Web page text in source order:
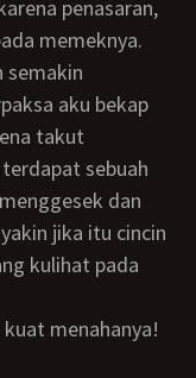
penasaran,
memeknya.
aku bekap
takut
sebuah
dan
jika itu cincin
kulihat pada